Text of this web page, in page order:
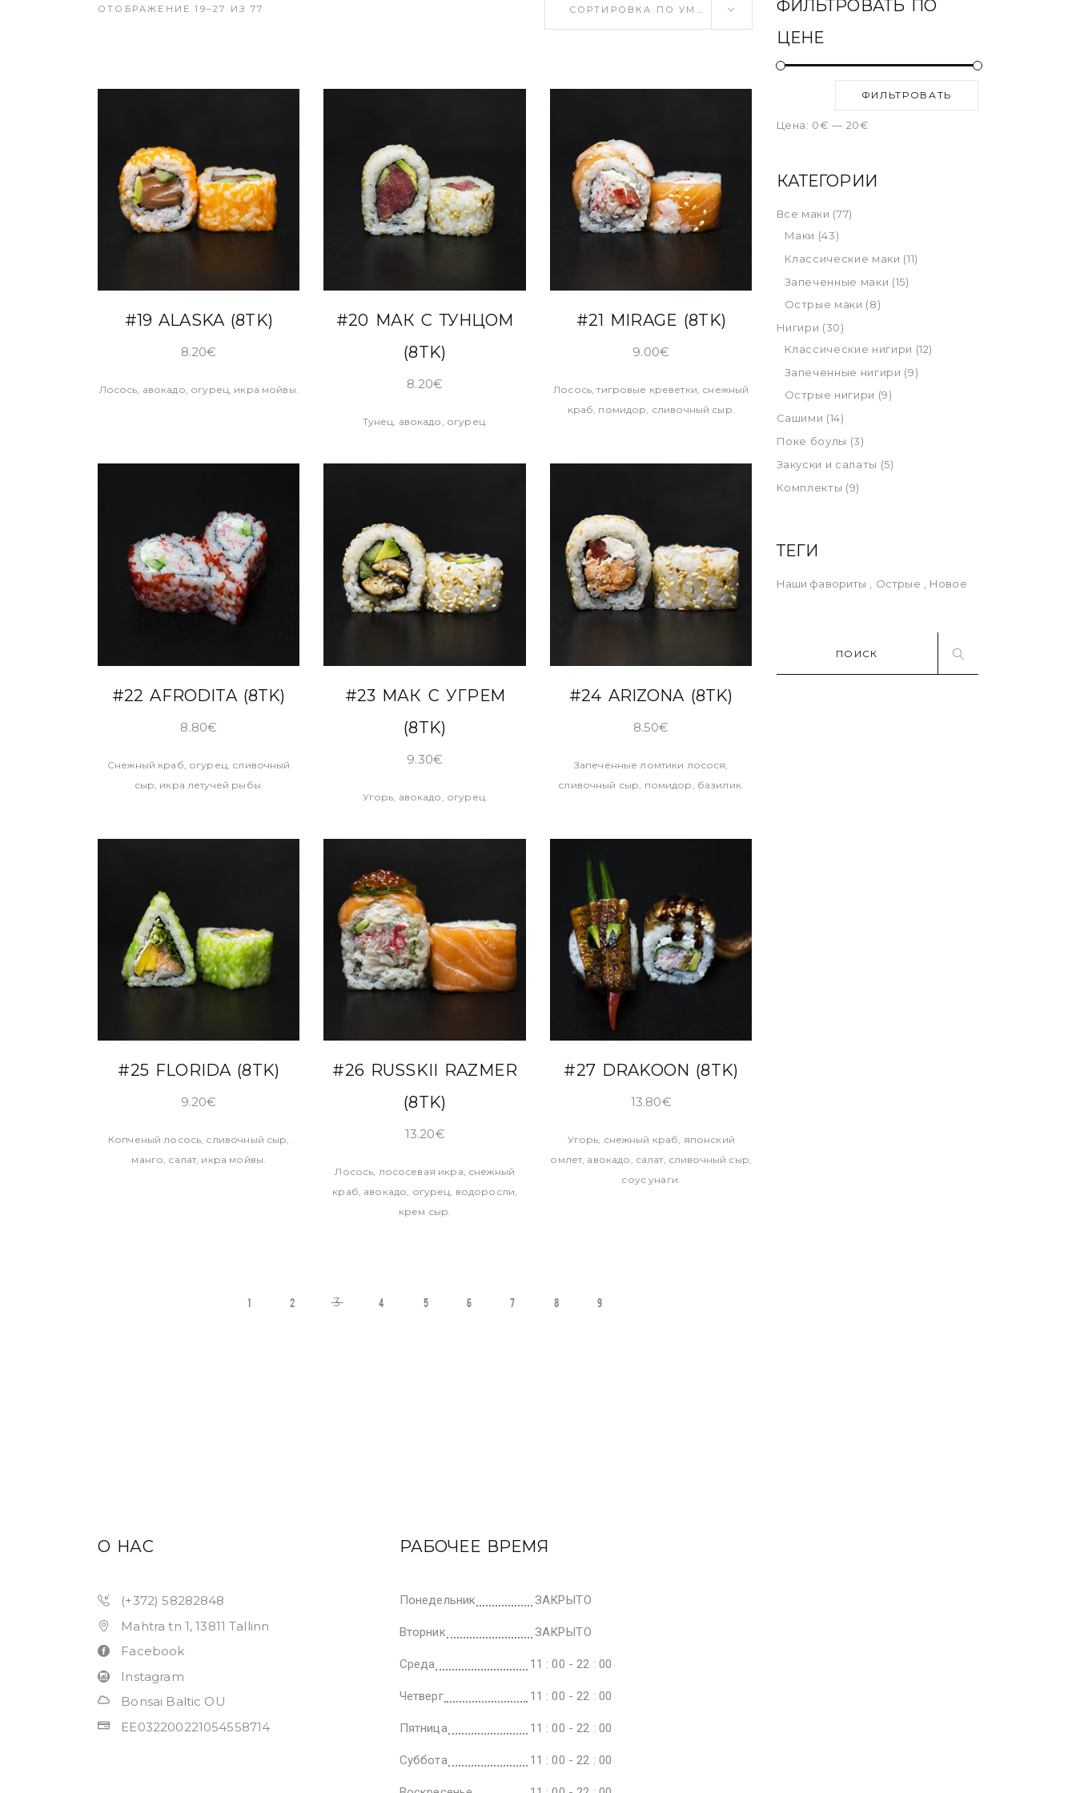
ОТОБРАЖЕНИЕ 19–27 ИЗ 77 СОРТИРОВКА ПО УМОЛЧАНИЮ
#19 ALASKA (8TK)
8.20€
Лосось, авокадо, огурец, икра мойвы.
#20 МАК С ТУНЦОМ
(8TK)
8.20€
Тунец, авокадо, огурец.
#21 MIRAGE (8TK)
9.00€
Лосось, тигровые креветки, снежный
краб, помидор, сливочный сыр.
#22 AFRODITA (8TK)
8.80€
Снежный краб, огурец, сливочный
сыр, икра летучей рыбы.
#23 МАК С УГРЕМ
(8TK)
9.30€
Угорь, авокадо, огурец.
#24 ARIZONA (8TK)
8.50€
Запеченные ломтики лосося,
сливочный сыр, помидор, базилик.
#25 FLORIDA (8TK)
9.20€
Копченый лосось, сливочный сыр,
манго, салат, икра мойвы.
#26 RUSSKII RAZMER
(8TK)
13.20€
Лосось, лососевая икра, снежный
краб, авокадо, огурец, водоросли,
крем сыр.
#27 DRAKOON (8TK)
13.80€
Угорь, снежный краб, японский
омлет, авокадо, салат, сливочный сыр,
соус унаги.
1 2 3 4 5 6 7 8 9
ФИЛЬТРОВАТЬ ПО
ЦЕНЕ
ФИЛЬТРОВАТЬ
Цена: 0€ — 20€
КАТЕГОРИИ
Все маки (77)
Маки (43)
Классические маки (11)
Запеченные маки (15)
Острые маки (8)
Нигири (30)
Классические нигири (12)
Запеченные нигири (9)
Острые нигири (9)
Сашими (14)
Поке боулы (3)
Закуски и салаты (5)
Комплекты (9)
ТЕГИ
Наши фавориты Острые Новое
О НАС
(+372) 58282848
Mahtra tn 1, 13811 Tallinn
Facebook
Instagram
Bonsai Baltic OU
EE032200221054558714
РАБОЧЕЕ ВРЕМЯ
Понедельник ЗАКРЫТО
Вторник ЗАКРЫТО
Среда 11 : 00 - 22 : 00
Четверг 11 : 00 - 22 : 00
Пятница 11 : 00 - 22 : 00
Суббота 11 : 00 - 22 : 00